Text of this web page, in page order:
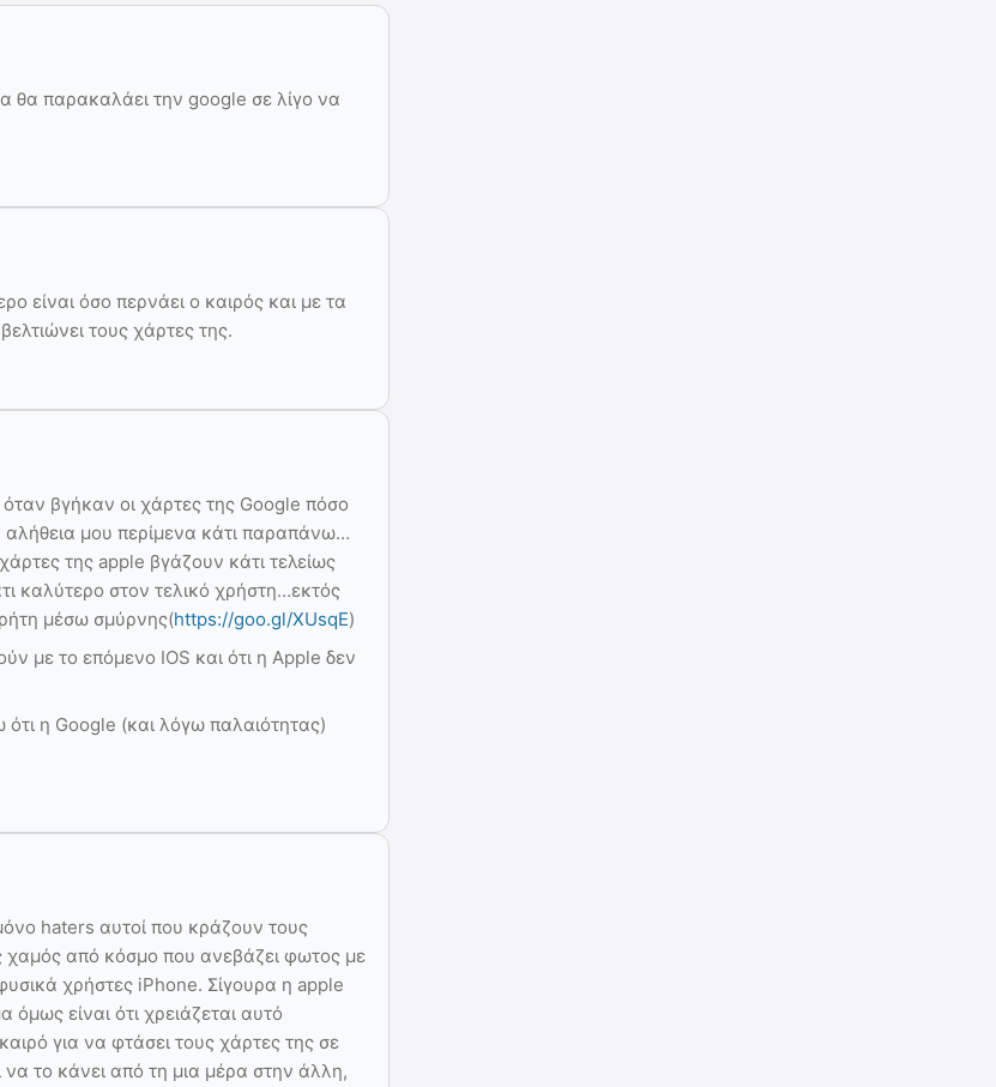
θα παρακαλάει την google σε λίγο να
είναι όσο περνάει ο καιρός και με τα
τους χάρτες της.
βγήκαν οι χάρτες της Google πόσο
αλήθεια μου περίμενα κάτι παραπάνω…
της apple βγάζουν κάτι τελείως
καλύτερο στον τελικό χρήστη…εκτός
μέσω σμύρνης(https://goo.gl/XUsqE)
με το επόμενο IOS και ότι η Apple δεν
η Google (και λόγω παλαιότητας)
haters αυτοί που κράζουν τους
χαμός από κόσμο που ανεβάζει φωτος με
χρήστες iPhone. Σίγουρα η apple
όμως είναι ότι χρειάζεται αυτό
για να φτάσει τους χάρτες της σε
το κάνει από τη μια μέρα στην άλλη,